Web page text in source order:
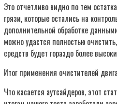
Это отчетливо видно по тем
грязи, которые остались на
дополнительной обработке
можно удастся полностью
средств будет гораздо более
Итог применения очистителей
Что касается аутсайдеров, этот